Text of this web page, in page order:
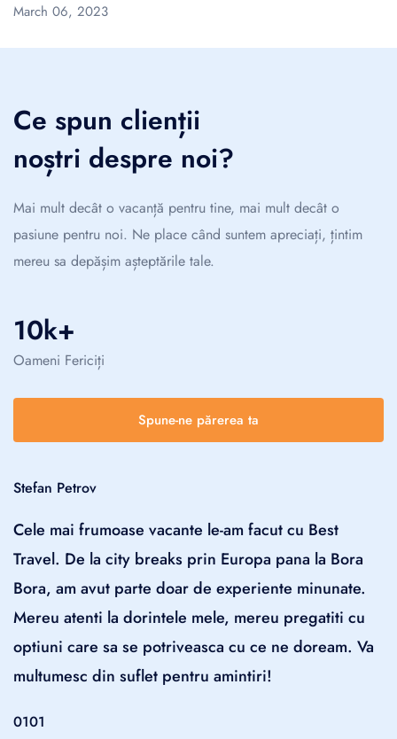
March 06, 2023
Ce spun clienții
noștri despre noi?
Mai mult decât o vacanță pentru tine, mai mult decât o
pasiune pentru noi. Ne place când suntem apreciați, țintim
mereu sa depășim așteptările tale.
10k+
Oameni Fericiți
Spune-ne părerea ta
Stefan Petrov
Cele mai frumoase vacante le-am facut cu Best
Travel. De la city breaks prin Europa pana la Bora
Bora, am avut parte doar de experiente minunate.
Mereu atenti la dorintele mele, mereu pregatiti cu
optiuni care sa se potriveasca cu ce ne doream. Va
multumesc din suflet pentru amintiri!
0101